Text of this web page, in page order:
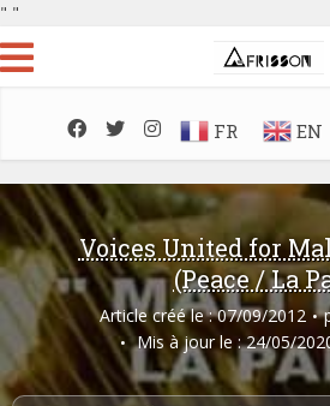
" "
FR EN
Voices United for
(Peace / La
Article créé le : 07/09/2012
Mis à jour le : 24/05/